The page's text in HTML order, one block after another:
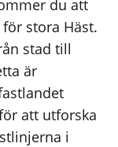
du att
stora Häst.
stad till
är
att utforska
i